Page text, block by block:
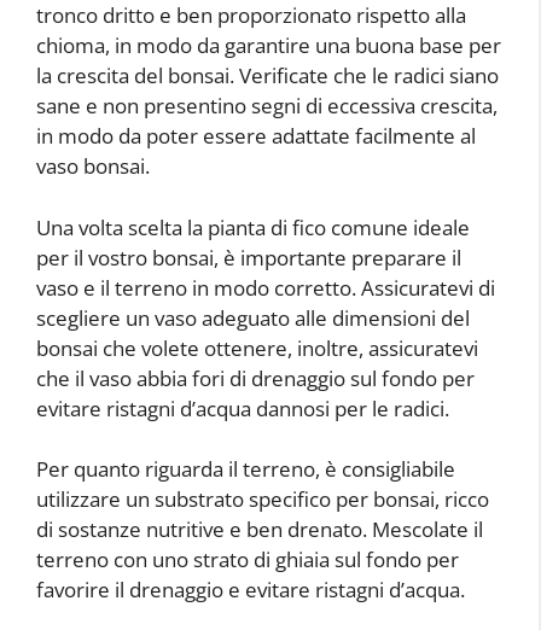
tronco dritto e ben proporzionato rispetto alla
chioma, in modo da garantire una buona base per
la crescita del bonsai. Verificate che le radici siano
sane e non presentino segni di eccessiva crescita,
in modo da poter essere adattate facilmente al
vaso bonsai.
Una volta scelta la pianta di fico comune ideale
per il vostro bonsai, è importante preparare il
vaso e il terreno in modo corretto. Assicuratevi di
scegliere un vaso adeguato alle dimensioni del
bonsai che volete ottenere, inoltre, assicuratevi
che il vaso abbia fori di drenaggio sul fondo per
evitare ristagni d’acqua dannosi per le radici.
Per quanto riguarda il terreno, è consigliabile
utilizzare un substrato specifico per bonsai, ricco
di sostanze nutritive e ben drenato. Mescolate il
terreno con uno strato di ghiaia sul fondo per
favorire il drenaggio e evitare ristagni d’acqua.